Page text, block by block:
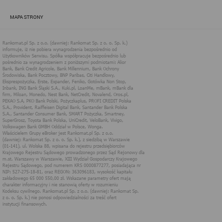
MAPA STRONY
dostosowanie usług, świadczonych w ramach serwisu do potrzeb
Więcej informacji na temat stosowania technologii cookies w
serwisie dostępne jest w Polityce Cookies.
Polityka Cookies serwisów
internetowych spółki Rankomat.pl Sp. z
o.o. (dawniej: Rankomat Sp. z o. o. Sp.
k.)
Rankomat.pl Sp. z o.o. (dawniej: Rankomat Sp. z o. o. Sp. k.), z
siedzibą w Warszawie (01-141), ul. Wolska 88, wpisana do rejestru
przedsiębiorców Krajowego Rejestru Sądowego prowadzonego
przez Sąd Rejonowy dla m.st. Warszawy w Warszawie, XIII
Wydział Gospodarczy Krajowego Rejestru Sądowego, pod
numerem KRS 0000877277, posiadająca nr NIP: 527-275-18-81,
oraz REGON: 363096183, zwana dalej "Rankomat" wykorzystuje
na swoich stronach internetowych technologię "cookies".
Zasady wykorzystania informacji dostarczonych przez
użytkownika w ramach technologii cookies w trakcie korzystania
ze stron internetowych i Rankomat określa niniejszy dokument.
Każdy użytkownik serwisów Rankomat proszony jest o